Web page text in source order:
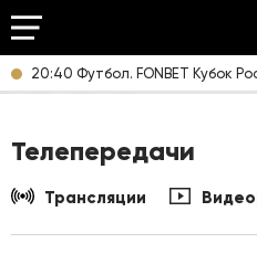
20:40 Футбол. FONBET Кубок
Телепередачи
Трансляции